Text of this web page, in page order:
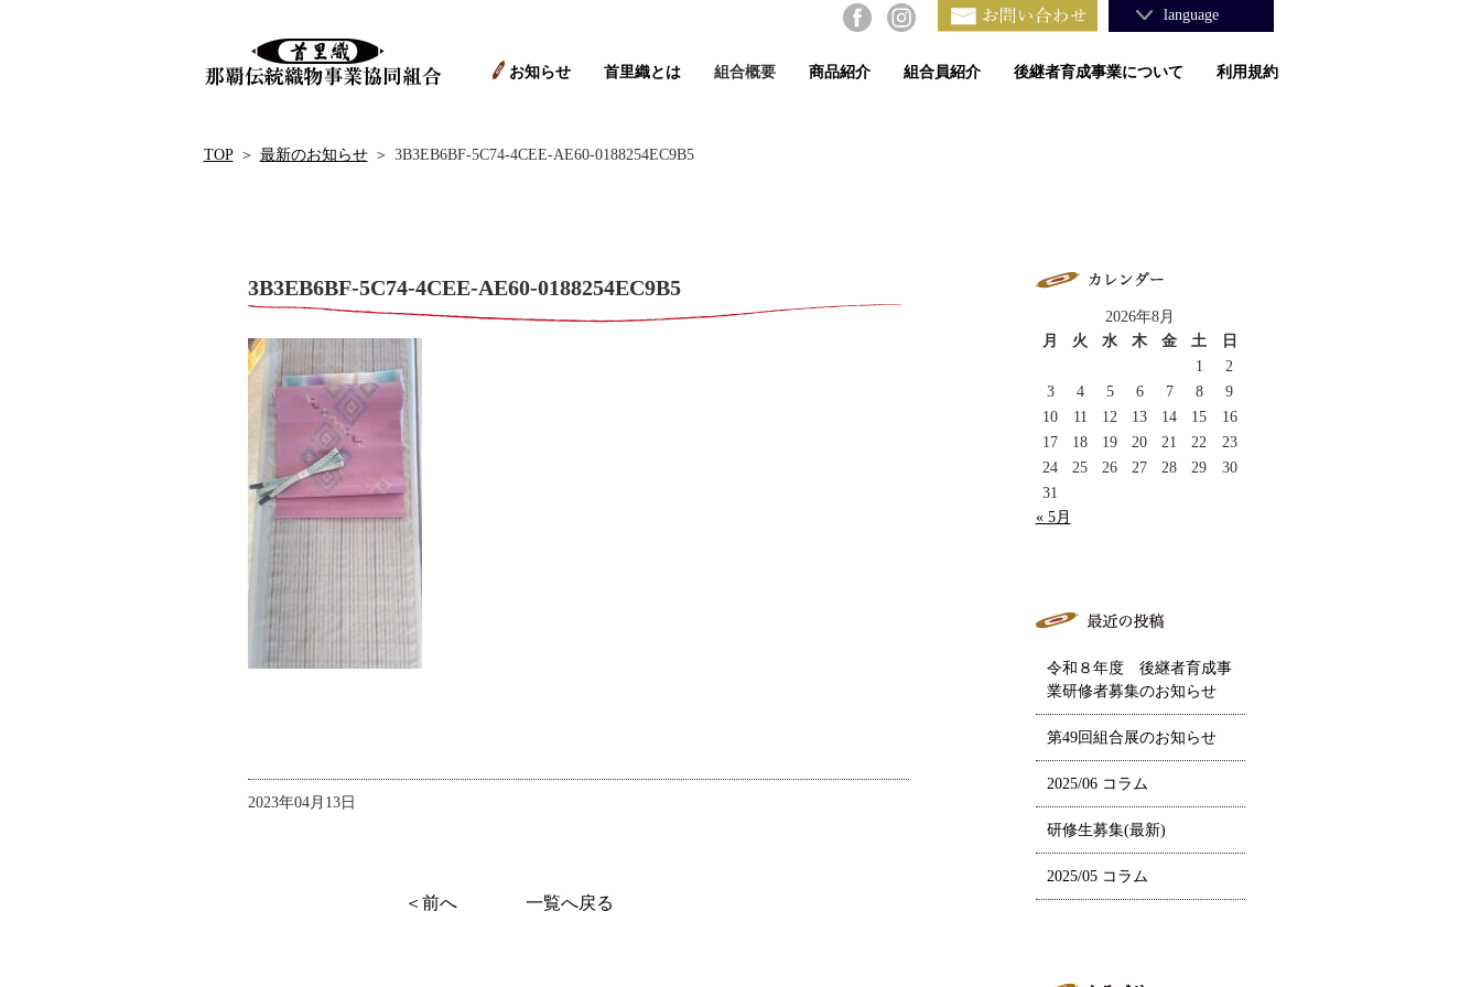
お知らせ 首里織とは 組合概要 商品紹介 組合員紹介 後継者育成事業について 利用規約
language
TOP ＞ 最新のお知らせ ＞ 3B3EB6BF-5C74-4CEE-AE60-0188254EC9B5
3B3EB6BF-5C74-4CEE-AE60-0188254EC9B5
2023年04月13日
＜前へ 一覧へ戻る
2026年8月
月
火 水 木 金 土
日
1
2
3
4 5 6 7 8
9
10
11 12 13 14 15
16
17
18 19 20 21 22
23
24
25 26 27 28 29
30
31
« 5月
令和８年度 後継者育成事
業研修者募集のお知らせ
第49回組合展のお知らせ
2025/06 コラム
研修生募集(最新)
2025/05 コラム